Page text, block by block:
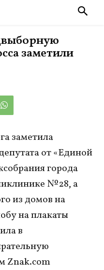
заметили
заметила
от «Единой
города
№ 28, а
из домов на
на плакаты
в
Znak.com